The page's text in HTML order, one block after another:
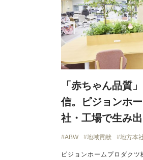
「赤ちゃん品質
信。ピジョンホ
社・工場で生み
ABW 地域貢献 地方本
ピジョンホームプロダクツ